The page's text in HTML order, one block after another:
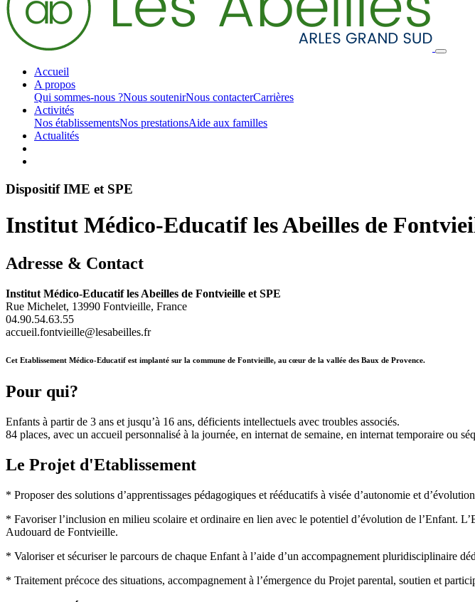
Accueil
A propos
Qui sommes-nous ?Nous soutenirNous contacterCarrières
Activités
Nos établissementsNos prestationsAide aux familles
Actualités
Dispositif IME et SPE
Institut Médico-Educatif les Abeilles de
Adresse & Contact
Institut Médico-Educatif les Abeilles de Fontvieille et SPE
Rue Michelet, 13990 Fontvieille, France
04.90.54.63.55
accueil.fontvieille@lesabeilles.fr
Cet Etablissement Médico-Educatif est implanté sur la commune de Fontvieille, au cœur de la vallée des Baux de Provence.
Pour qui?
Enfants à partir de 3 ans et jusqu’à 16 ans, déficients intellectuels avec troubles associés.
84 places, avec un accueil personnalisé à la journée, en internat de semaine, en internat temporaire ou
Le Projet d'Etablissement
* Proposer des solutions d’apprentissages pédagogiques et rééducatifs à visée d’autonomie et
* Favoriser l’inclusion en milieu scolaire et ordinaire en lien avec le potentiel d’évolution de l’Enfant.
Audouard de Fontvieille.
* Valoriser et sécuriser le parcours de chaque Enfant à l’aide d’un accompagnement pluridisciplinaire
* Traitement précoce des situations, accompagnement à l’émergence du Projet parental, soutien et